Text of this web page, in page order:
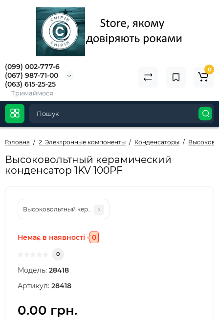
(099) 002-777-6
(067) 987-71-00
(063) 615-25-25
Тримаймося
0
Головна 2. Электронные компоненты Конденсаторы
Высоковольтный керамический
конденсатор 1KV 100PF
Высоковольтный керамический конденсатор 1KV 10NF
Немає в наявності 0
0
Модель: 28418
Артикул: 28418
0.00 грн.